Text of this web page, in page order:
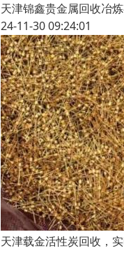
天津锦鑫贵金属回收冶
24-11-30 09:24:01
天津载金活性炭回收，